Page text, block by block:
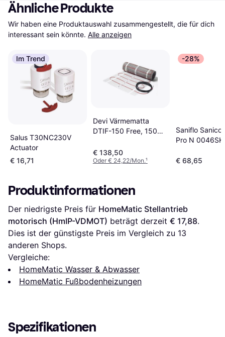
Ähnliche Produkte
Wir haben eine Produktauswahl zusammengestellt, die für dich
interessant sein könnte. Alle anzeigen
Im Trend
Salus T30NC230V
Actuator
€ 16,71
Devi Värmematta
DTIF-150 Free, 150W,
€ 138,50
Oder € 24,22/Mon.¹
-28%
Saniflo
Pro N
€ 68,65
Produktinformationen
Der niedrigste Preis für HomeMatic Stellantrieb
motorisch (HmIP-VDMOT) beträgt derzeit € 17,88.
Dies ist der günstigste Preis im Vergleich zu 13
anderen Shops.
Vergleiche:
HomeMatic Wasser & Abwasser
HomeMatic Fußbodenheizungen
Spezifikationen